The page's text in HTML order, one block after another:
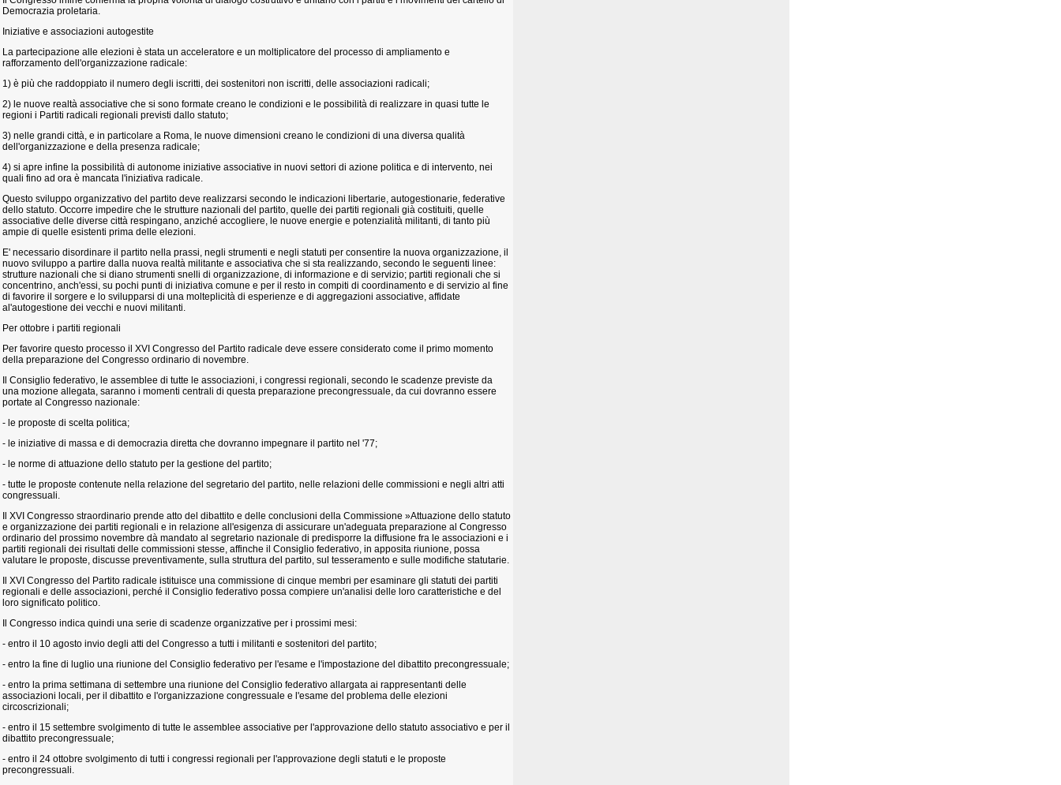
Democrazia proletaria.
Iniziative e associazioni autogestite
La partecipazione alle elezioni è stata un acceleratore e un moltiplicatore del processo di ampliamento e
rafforzamento dell'organizzazione radicale:
1) è più che raddoppiato il numero degli iscritti, dei sostenitori non iscritti, delle associazioni radicali;
2) le nuove realtà associative che si sono formate creano le condizioni e le possibilità di realizzare in quasi tutte le
regioni i Partiti radicali regionali previsti dallo statuto;
3) nelle grandi città, e in particolare a Roma, le nuove dimensioni creano le condizioni di una diversa qualità
dell'organizzazione e della presenza radicale;
4) si apre infine la possibilità di autonome iniziative associative in nuovi settori di azione politica e di intervento, nei
quali fino ad ora è mancata l'iniziativa radicale.
Questo sviluppo organizzativo del partito deve realizzarsi secondo le indicazioni libertarie, autogestionarie, federative
dello statuto. Occorre impedire che le strutture nazionali del partito, quelle dei partiti regionali già costituiti, quelle
associative delle diverse città respingano, anziché accogliere, le nuove energie e potenzialità militanti, di tanto più
ampie di quelle esistenti prima delle elezioni.
E' necessario disordinare il partito nella prassi, negli strumenti e negli statuti per consentire la nuova organizzazione, il
nuovo sviluppo a partire dalla nuova realtà militante e associativa che si sta realizzando, secondo le seguenti linee:
strutture nazionali che si diano strumenti snelli di organizzazione, di informazione e di servizio; partiti regionali che si
concentrino, anch'essi, su pochi punti di iniziativa comune e per il resto in compiti di coordinamento e di servizio al fine
di favorire il sorgere e lo svilupparsi di una molteplicità di esperienze e di aggregazioni associative, affidate
al'autogestione dei vecchi e nuovi militanti.
Per ottobre i partiti regionali
Per favorire questo processo il XVI Congresso del Partito radicale deve essere considerato come il primo momento
della preparazione del Congresso ordinario di novembre.
Il Consiglio federativo, le assemblee di tutte le associazioni, i congressi regionali, secondo le scadenze previste da
una mozione allegata, saranno i momenti centrali di questa preparazione precongressuale, da cui dovranno essere
portate al Congresso nazionale:
- le proposte di scelta politica;
- le iniziative di massa e di democrazia diretta che dovranno impegnare il partito nel '77;
- le norme di attuazione dello statuto per la gestione del partito;
- tutte le proposte contenute nella relazione del segretario del partito, nelle relazioni delle commissioni e negli altri atti
congressuali.
Il XVI Congresso straordinario prende atto del dibattito e delle conclusioni della Commissione »Attuazione dello statuto
e organizzazione dei partiti regionali e in relazione all'esigenza di assicurare un'adeguata preparazione al Congresso
ordinario del prossimo novembre dà mandato al segretario nazionale di predisporre la diffusione fra le associazioni e i
partiti regionali dei risultati delle commissioni stesse, affinche il Consiglio federativo, in apposita riunione, possa
valutare le proposte, discusse preventivamente, sulla struttura del partito, sul tesseramento e sulle modifiche statutarie.
Il XVI Congresso del Partito radicale istituisce una commissione di cinque membri per esaminare gli statuti dei partiti
regionali e delle associazioni, perché il Consiglio federativo possa compiere un'analisi delle loro caratteristiche e del
loro significato politico.
Il Congresso indica quindi una serie di scadenze organizzative per i prossimi mesi:
- entro il 10 agosto invio degli atti del Congresso a tutti i militanti e sostenitori del partito;
- entro la fine di luglio una riunione del Consiglio federativo per l'esame e l'impostazione del dibattito precongressuale;
- entro la prima settimana di settembre una riunione del Consiglio federativo allargata ai rappresentanti delle
associazioni locali, per il dibattito e l'organizzazione congressuale e l'esame del problema delle elezioni
circoscrizionali;
- entro il 15 settembre svolgimento di tutte le assemblee associative per l'approvazione dello statuto associativo e per il
dibattito precongressuale;
- entro il 24 ottobre svolgimento di tutti i congressi regionali per l'approvazione degli statuti e le proposte
precongressuali.